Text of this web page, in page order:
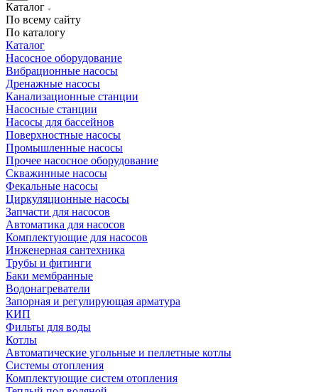
Каталог
По всему сайту
По каталогу
Каталог
Насосное оборудование
Вибрационные насосы
Дренажные насосы
Канализационные станции
Насосные станции
Насосы для бассейнов
Поверхностные насосы
Промышленные насосы
Прочее насосное оборудование
Скважинные насосы
Фекальные насосы
Циркуляционные насосы
Запчасти для насосов
Автоматика для насосов
Комплектующие для насосов
Инженерная сантехника
Трубы и фитинги
Баки мембранные
Водонагреватели
Запорная и регулирующая арматура
КИП
Фильты для воды
Котлы
Автоматические угольные и пеллетные котлы
Системы отопления
Комплектующие систем отопления